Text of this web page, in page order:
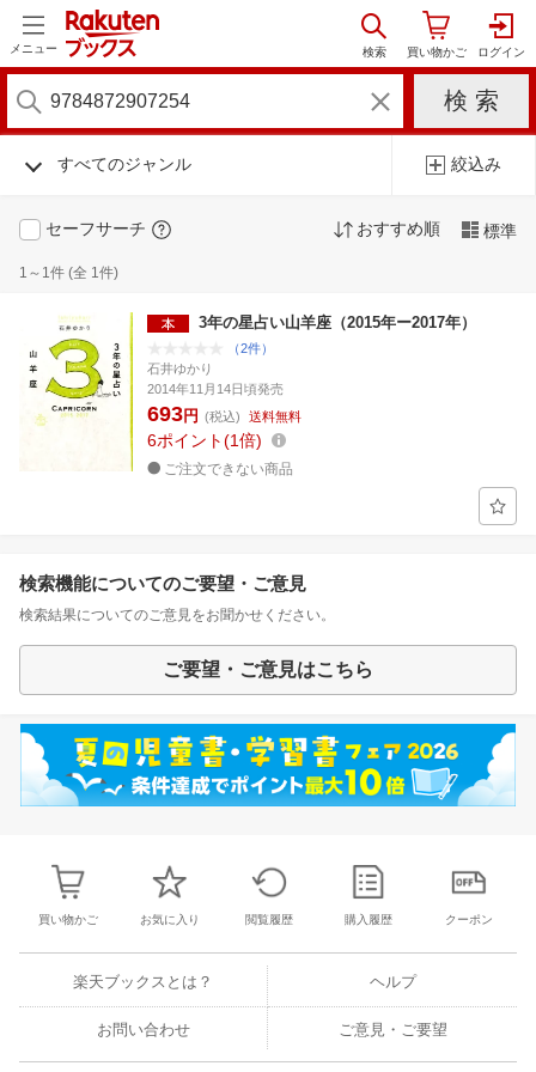
メニュー
すべてのジャンル 絞込み
セーフサーチ おすすめ順 標準
1～1件 (全 1件)
3年の星占い山羊座（2015年ー2017年）
（2件）
石井ゆかり
2014年11月14日頃発売
693円 (税込) 送料無料
6ポイント 1倍
ご注文できない商品
検索機能についてのご要望・ご意見
検索結果についてのご意見をお聞かせください。
ご要望・ご意見はこちら
買い物かご お気に入り 閲覧履歴 購入履歴 クーポン
楽天ブックスとは？ ヘルプ
お問い合わせ ご意見・ご要望